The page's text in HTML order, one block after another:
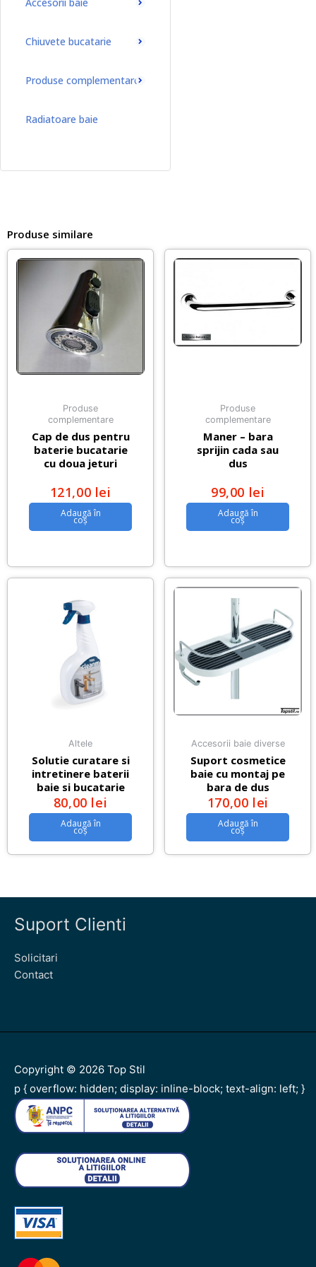
Chiuvete bucatarie
Produse complementare
Radiatoare baie
Produse similare
Produse
complementare
Cap de dus pentru
baterie bucatarie
cu doua jeturi
121,00 lei
Adaugă în
coș
Produse
complementare
Maner – bara
sprijin cada sau
dus
99,00 lei
Adaugă în
coș
Altele
Solutie curatare si
intretinere baterii
baie si bucatarie
80,00 lei
Adaugă în
coș
Accesorii baie diverse
Suport cosmetice
baie cu montaj pe
bara de dus
170,00 lei
Adaugă în
coș
Suport Clienti
Solicitari
Contact
Copyright © 2026 Top Stil
p { overflow: hidden; display: inline-block; text-align: left; }